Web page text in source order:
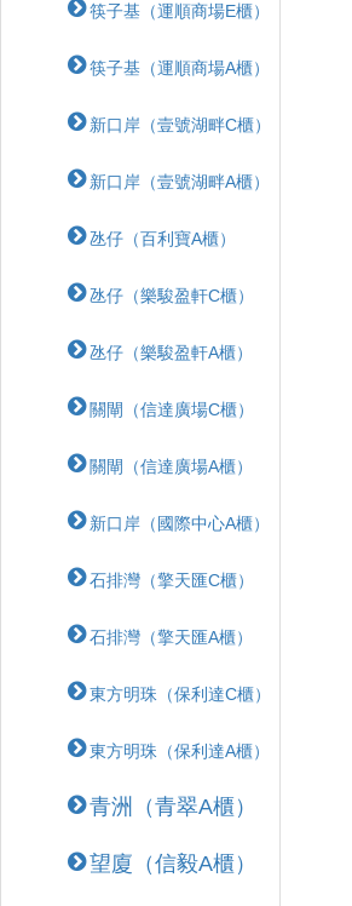
筷子基（運順商場E櫃）
筷子基（運順商場A櫃）
新口岸（壹號湖畔C櫃）
新口岸（壹號湖畔A櫃）
氹仔（百利寶A櫃）
氹仔（樂駿盈軒C櫃）
氹仔（樂駿盈軒A櫃）
關閘（信達廣場C櫃）
關閘（信達廣場A櫃）
新口岸（國際中心A櫃）
石排灣（擎天匯C櫃）
石排灣（擎天匯A櫃）
東方明珠（保利達C櫃）
東方明珠（保利達A櫃）
青洲（青翠A櫃）
望廈（信毅A櫃）